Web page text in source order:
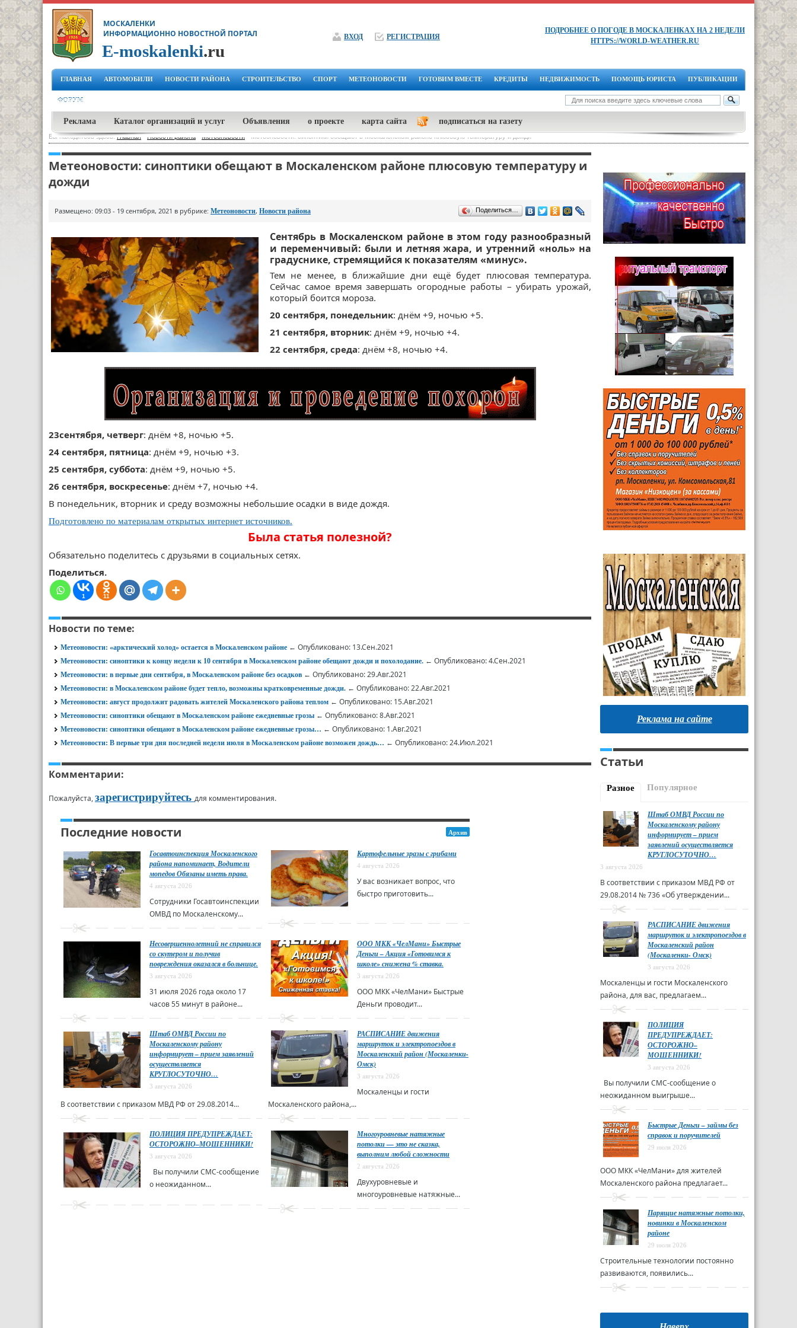
ВХОД РЕГИСТРАЦИЯ
МОСКАЛЕНКИ
ИНФОРМАЦИОННО НОВОСТНОЙ ПОРТАЛ
E-moskalenki.ru
ПОДРОБНЕЕ О ПОГОДЕ В МОСКАЛЕНКАХ НА 2 НЕДЕЛИ
HTTPS://WORLD-WEATHER.RU
ГЛАВНАЯ АВТОМОБИЛИ НОВОСТИ РАЙОНА СТРОИТЕЛЬСТВО СПОРТ МЕТЕОНОВОСТИ ГОТОВИМ ВМЕСТЕ КРЕДИТЫ НЕДВИЖИМОСТЬ ПОМОЩЬ ЮРИСТА ПУБЛИКАЦИИ
ФОРУМ
Реклама Каталог организаций и услуг Объявления о проекте карта сайта подписаться на газету
Вы находитесь здесь:Главная-Новости района Метеоновости Метеоновости: синоптики обещают в Москаленском районе плюсовую температуру и дожди
Метеоновости: синоптики обещают в Москаленском районе плюсовую температуру и
дожди
Размещено: 09:03 - 19 сентября, 2021 в рубрике: Метеоновости, Новости района Поделиться…
Сентябрь в Москаленском районе в этом году разнообразный
и переменчивый: были и летняя жара, и утренний «ноль» на
градуснике, стремящийся к показателям «минус».
Тем не менее, в ближайшие дни ещё будет плюсовая температура.
Сейчас самое время завершать огородные работы – убирать урожай,
который боится мороза.
20 сентября, понедельник: днём +9, ночью +5.
21 сентября, вторник: днём +9, ночью +4.
22 сентября, среда: днём +8, ночью +4.
23сентября, четверг: днём +8, ночью +5.
24 сентября, пятница: днём +9, ночью +3.
25 сентября, суббота: днём +9, ночью +5.
26 сентября, воскресенье: днём +7, ночью +4.
В понедельник, вторник и среду возможны небольшие осадки в виде дождя.
Подготовлено по материалам открытых интернет источников.
Была статья полезной?
Обязательно поделитесь с друзьями в социальных сетях.
Поделиться.
1 11
Новости по теме:
Метеоновости: «арктический холод» остается в Москаленском районе ← Опубликовано: 13.Сен.2021
Метеоновости: синоптики к концу недели к 10 сентября в Москаленском районе обещают дожди и похолодание. ← Опубликовано: 4.Сен.2021
Метеоновости: в первые дни сентября, в Москаленском районе без осадков ← Опубликовано: 29.Авг.2021
Метеоновости: в Москаленском районе будет тепло, возможны кратковременные дожди. ← Опубликовано: 22.Авг.2021
Метеоновости: август продолжит радовать жителей Москаленского района теплом ← Опубликовано: 15.Авг.2021
Метеоновости: синоптики обещают в Москаленском районе ежедневные грозы ← Опубликовано: 8.Авг.2021
Метеоновости: синоптики обещают в Москаленском районе ежедневные грозы… ← Опубликовано: 1.Авг.2021
Метеоновости: В первые три дня последней недели июля в Москаленском районе возможен дождь… ← Опубликовано: 24.Июл.2021
Комментарии:
Пожалуйста,зарегистрируйтесь для комментирования.
Последние новости Архив
Госавтоинспекция Москаленского
района напоминает, Водители
мопедов Обязаны иметь права.
4 августа 2026
Сотрудники Госавтоинспекции
ОМВД по Москаленскому...
Картофельные зразы с грибами
4 августа 2026
У вас возникает вопрос, что
быстро приготовить...
Несовершеннолетний не справился
со скутером и получив
повреждения оказался в больнице.
3 августа 2026
31 июля 2026 года около 17
часов 55 минут в районе...
ООО МКК «ЧелМани» Быстрые
Деньги – Акция «Готовимся к
школе» снижена % ставка.
3 августа 2026
ООО МКК «ЧелМани» Быстрые
Деньги проводит...
Штаб ОМВД России по
Москаленскому району
информирует – прием заявлений
осуществляется
КРУГЛОСУТОЧНО…
3 августа 2026
В соответствии с приказом МВД РФ от 29.08.2014...
РАСПИСАНИЕ движения
маршруток и электропоездов в
Москаленский район (Москаленки-
Омск)
3 августа 2026
Москаленцы и гости
Москаленского района,...
ПОЛИЦИЯ ПРЕДУПРЕЖДАЕТ:
ОСТОРОЖНО–МОШЕННИКИ!
3 августа 2026
Вы получили СМС-сообщение
о неожиданном...
Многоуровневые натяжные
потолки — это не сказка,
выполним любой сложности
2 августа 2026
Двухуровневые и
многоуровневые натяжные...
Реклама на сайте
Статьи
Разное Популярное
Штаб ОМВД России по
Москаленскому району
информирует – прием
заявлений осуществляется
КРУГЛОСУТОЧНО…
3 августа 2026
В соответствии с приказом МВД РФ от
29.08.2014 № 736 «Об утверждении...
РАСПИСАНИЕ движения
маршруток и электропоездов в
Москаленский район
(Москаленки- Омск)
3 августа 2026
Москаленцы и гости Москаленского
района, для вас, предлагаем...
ПОЛИЦИЯ
ПРЕДУПРЕЖДАЕТ:
ОСТОРОЖНО–
МОШЕННИКИ!
3 августа 2026
Вы получили СМС-сообщение о
неожиданном выигрыше...
Быстрые Деньги – займы без
справок и поручителей
29 июля 2026
ООО МКК «ЧелМани» для жителей
Москаленского района предлагает...
Парящие натяжные потолки,
новинки в Москаленском
районе
29 июля 2026
Строительные технологии постоянно
развиваются, появились...